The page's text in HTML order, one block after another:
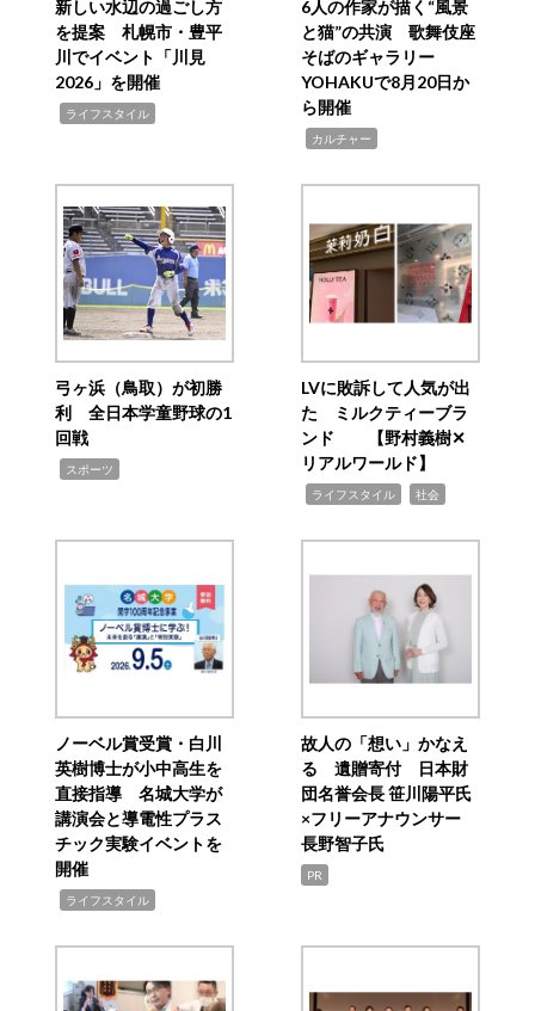
新しい水辺の過ごし方
を提案 札幌市・豊平
川でイベント「川見
2026」を開催
ライフスタイル
6人の作家が描く“風景
と猫”の共演 歌舞伎座
そばのギャラリー
YOHAKUで8月20日か
ら開催
カルチャー
弓ヶ浜（鳥取）が初勝
利 全日本学童野球の1
回戦
スポーツ
LVに敗訴して人気が出
た ミルクティーブラ
ンド 【野村義樹✕
リアルワールド】
ライフスタイル 社会
ノーベル賞受賞・白川
英樹博士が小中高生を
直接指導 名城大学が
講演会と導電性プラス
チック実験イベントを
開催
ライフスタイル
故人の「想い」かなえ
る 遺贈寄付 日本財
団名誉会長 笹川陽平氏
×フリーアナウンサー
長野智子氏
PR